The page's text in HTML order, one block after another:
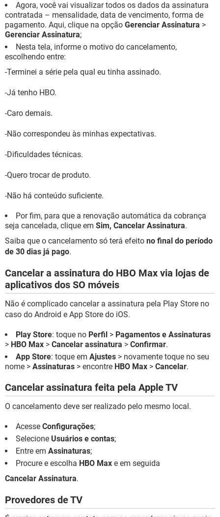
Agora, você vai visualizar todos os dados da assinatura
contratada – mensalidade, data de vencimento, forma de
pagamento. Aqui, clique na opção Gerenciar Assinatura >
Gerenciar Assinatura;
Nesta tela, informe o motivo do cancelamento,
escolhendo entre:
-Terminei a série pela qual eu tinha assinado.
-Já tenho HBO.
-Caro demais.
-Não correspondeu às minhas expectativas.
-Dificuldades técnicas.
-Quero trocar de produto.
-Não há conteúdo suficiente.
Por fim, para que a renovação automática da cobrança
seja cancelada, clique em Sim, Cancelar Assinatura.
Saiba que o cancelamento só terá efeito no final do período
de 30 dias já pago.
Cancelar a assinatura do HBO Max via lojas de
aplicativos dos SO móveis
Não é complicado cancelar a assinatura pela Play Store no
caso do Android e App Store do iOS.
Play Store: toque no Perfil > Pagamentos e Assinaturas
> HBO Max > Cancelar assinatura > Confirmar.
App Store: toque em Ajustes > novamente toque no seu
nome > Assinaturas > encontre HBO Max > Cancelar.
Cancelar assinatura feita pela Apple TV
O cancelamento deve ser realizado pelo mesmo local.
Acesse Configurações;
Selecione Usuários e contas;
Entre em Assinaturas;
Procure e escolha HBO Max e em seguida
Cancelar Assinatura.
Provedores de TV